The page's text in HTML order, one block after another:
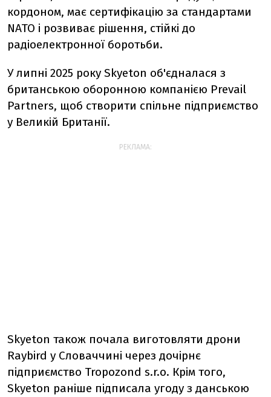
кордоном, має сертифікацію за стандартами
NATO і розвиває рішення, стійкі до
радіоелектронної боротьби.
У липні 2025 року Skyeton об'єдналася з
британською оборонною компанією Prevail
Partners, щоб створити спільне підприємство
у Великій Британії.
РЕКЛАМА:
Skyeton також почала виготовляти дрони
Raybird у Словаччині через дочірнє
підприємство Tropozond s.r.o. Крім того,
Skyeton раніше підписала угоду з данською